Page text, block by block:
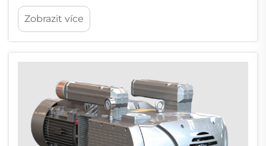
molekuly plynu ze uzavřeného objemu, čímž
vytvoří částečné vakuum – tlak nižší než
atmosférický. Tento tlakový rozdíl umožňuje
Zobrazit více